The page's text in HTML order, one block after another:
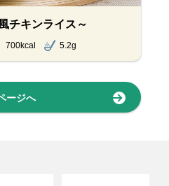
チキンライス～
700kcal 5.2g
ージへ